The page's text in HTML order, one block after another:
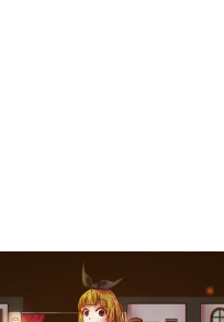
でゲームは面白い？
開発者・hamatsu氏がゲームの魅力
な形から解き明かしていく、硬派で